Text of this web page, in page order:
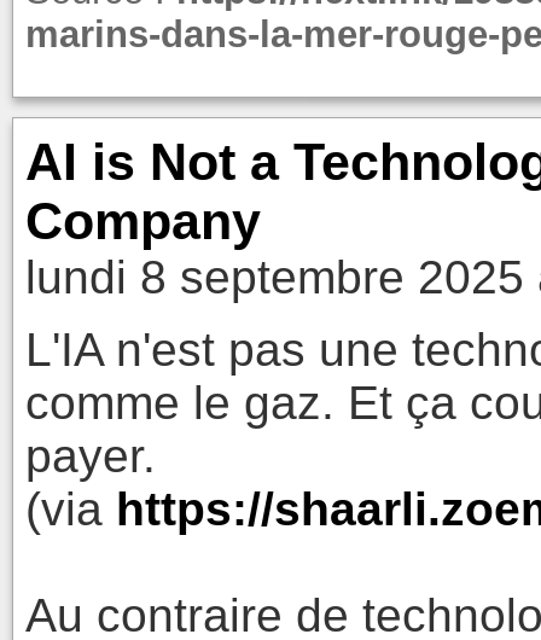
marins-dans-la-mer-rouge-
AI is Not a
Company
lundi 8 septembre 2025
L'IA n'est pas une
comme le gaz. Et ça
payer.
(via https://
Au contraire de